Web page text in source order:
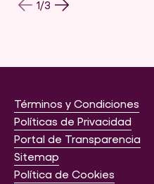
1/3
Términos y Condiciones
Políticas de Privacidad
Portal de Transparencia
Sitemap
Política de Cookies